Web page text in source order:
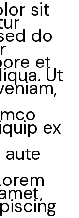
sit
do
et
Ut
ex
aute